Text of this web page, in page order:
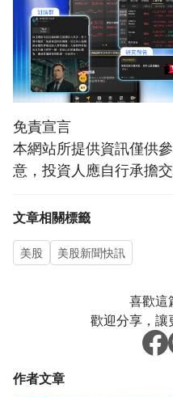
免責宣言
本網站所提供資訊僅供
意，投資人應自行承擔交
文章相關標籤
美股 美股新聞快訊
喜歡這
歡迎分享，讓
作者文章